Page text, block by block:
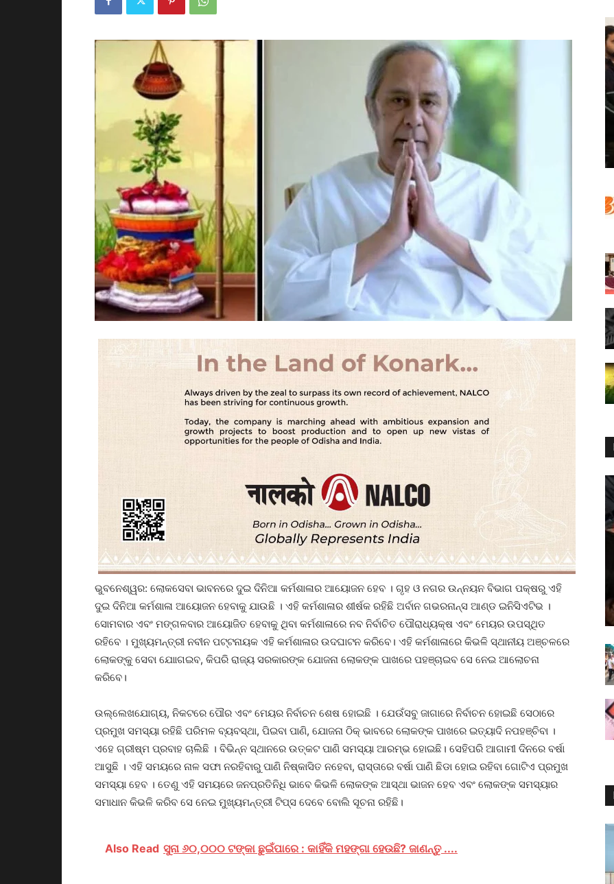
ଭୁବନେଶ୍ୱର: ଲୋକସେବା ଭାବନରେ ଦୁଇ ଦିନିଆ କର୍ମଶାଳାର ଆୟୋଜନ ହେବ । ଗୃହ ଓ ନଗର ଉନ୍ନୟନ ବିଭାଗ ପକ୍ଷରୁ ଏହି
ଦୁଇ ଦିନିଆ କର୍ମଶାଳା ଆୟୋଜନ ହେବାକୁ ଯାଉଛି । ଏହି କର୍ମଶାଳାର ଶୀର୍ଷକ ରହିଛି ଅର୍ବାନ ଗଭରନାନ୍ସ ଆଣ୍ଡ ଇନିସିଏଟିଭ ।
ସୋମବାର ଏବଂ ମଙ୍ଗଳବାର ଆୟୋଜିତ ହେବାକୁ ଥିବା କର୍ମଶାଳାରେ ନବ ନିର୍ବାଚିତ ପୌରାଧ୍ୟକ୍ଷ ଏବଂ ମେୟର ଉପସ୍ଥିତ
ରହିବେ । ମୁଖ୍ୟମନ୍ତ୍ରୀ ନବୀନ ପଟ୍ଟନାୟକ ଏହି କର୍ମଶାଳାର ଉଦଘାଟନ କରିବେ। ଏହି କର୍ମଶାଳାରେ କିଭଳି ସ୍ଥାନୀୟ ଅଞ୍ଚଳରେ
ଲୋକଙ୍କୁ ସେବା ଯୋାଗଇବ, କିପରି ରାଜ୍ୟ ସରକାରଙ୍କ ଯୋଜନା ଲୋକଙ୍କ ପାଖରେ ପହଞ୍ଚାଇବ ସେ ନେଇ ଆଲୋଚନା
କରିବେ।
ଉଲ୍ଲେଖଯୋଗ୍ୟ, ନିକଟରେ ପୌର ଏବଂ ମେୟର ନିର୍ବାଚନ ଶେଷ ହୋଇଛି । ଯେଉଁସବୁ ଜାଗାରେ ନିର୍ବାଚନ ହୋଇଛି ସେଠାରେ
ପ୍ରମୁଖ ସମସ୍ୟା ରହିଛି ପରିମଳ ବ୍ୟବସ୍ଥା, ପିଇବା ପାଣି, ଯୋଜନା ଠିକ୍ ଭାବରେ ଲୋକଙ୍କ ପାଖରେ ଇତ୍ୟାଦି ନପହଞ୍ଚିବା ।
ଏହେ ଗ୍ରୀଷ୍ମ ପ୍ରବାହ ଚାଲିଛି । ବିଭିନ୍ନ ସ୍ଥାନରେ ଉତ୍କଟ ପାଣି ସମସ୍ୟା ଆରମ୍ଭ ହୋଇଛି। ସେହିପରି ଆଗାମୀ ଦିନରେ ବର୍ଷା
ଆସୁଛି । ଏହି ସମୟରେ ନାଳ ସଫା ନରହିବାରୁ ପାଣି ନିଷ୍କାସିତ ନହେବା, ରାସ୍ତାରେ ବର୍ଷା ପାଣି ଛିଡା ହୋଇ ରହିବା ଗୋଟିଏ ପ୍ରମୁଖ
ସମସ୍ୟା ହେବ । ତେଣୁ ଏହି ସମୟରେ ଜନପ୍ରତିନିଧି ଭାବେ କିଭଳି ଲୋକଙ୍କ ଆସ୍ଥା ଭାଜନ ହେବ ଏବଂ ଲୋକଙ୍କ ସମସ୍ୟାର
ସମାଧାନ କିଭଳି କରିବ ସେ ନେଇ ମୁଖ୍ୟମନ୍ତ୍ରୀ ଟିପ୍ସ ଦେବେ ବୋଲି ସୂଚନା ରହିଛି।
Also Read ସୁନା ୬୦,୦୦୦ ଟଙ୍କା ଛୁଇଁପାରେ : କାହିଁକି ମହଙ୍ଗା ହେଉଛି? ଜାଣନ୍ତୁ ....